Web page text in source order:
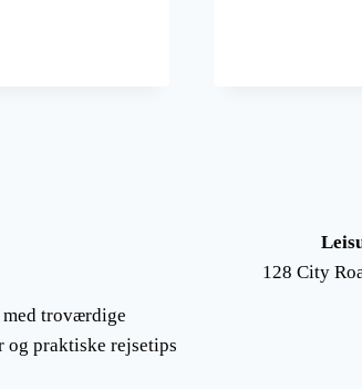
troværdige
og praktiske rejsetips
128 City